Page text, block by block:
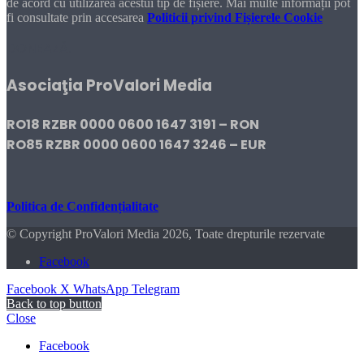
de acord cu utilizarea acestui tip de fișiere. Mai multe informații pot
fi consultate prin accesarea Politicii privind Fișierele Cookie
Asociaţia ProValori Media
RO18 RZBR 0000 0600 1647 3191 – RON
RO85 RZBR 0000 0600 1647 3246 – EUR
Politica de Confidențialitate
© Copyright ProValori Media 2026, Toate drepturile rezervate
Facebook
Facebook X WhatsApp Telegram
Back to top button
Close
Facebook